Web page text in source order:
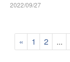
2022/09/27
« 1 2 ...